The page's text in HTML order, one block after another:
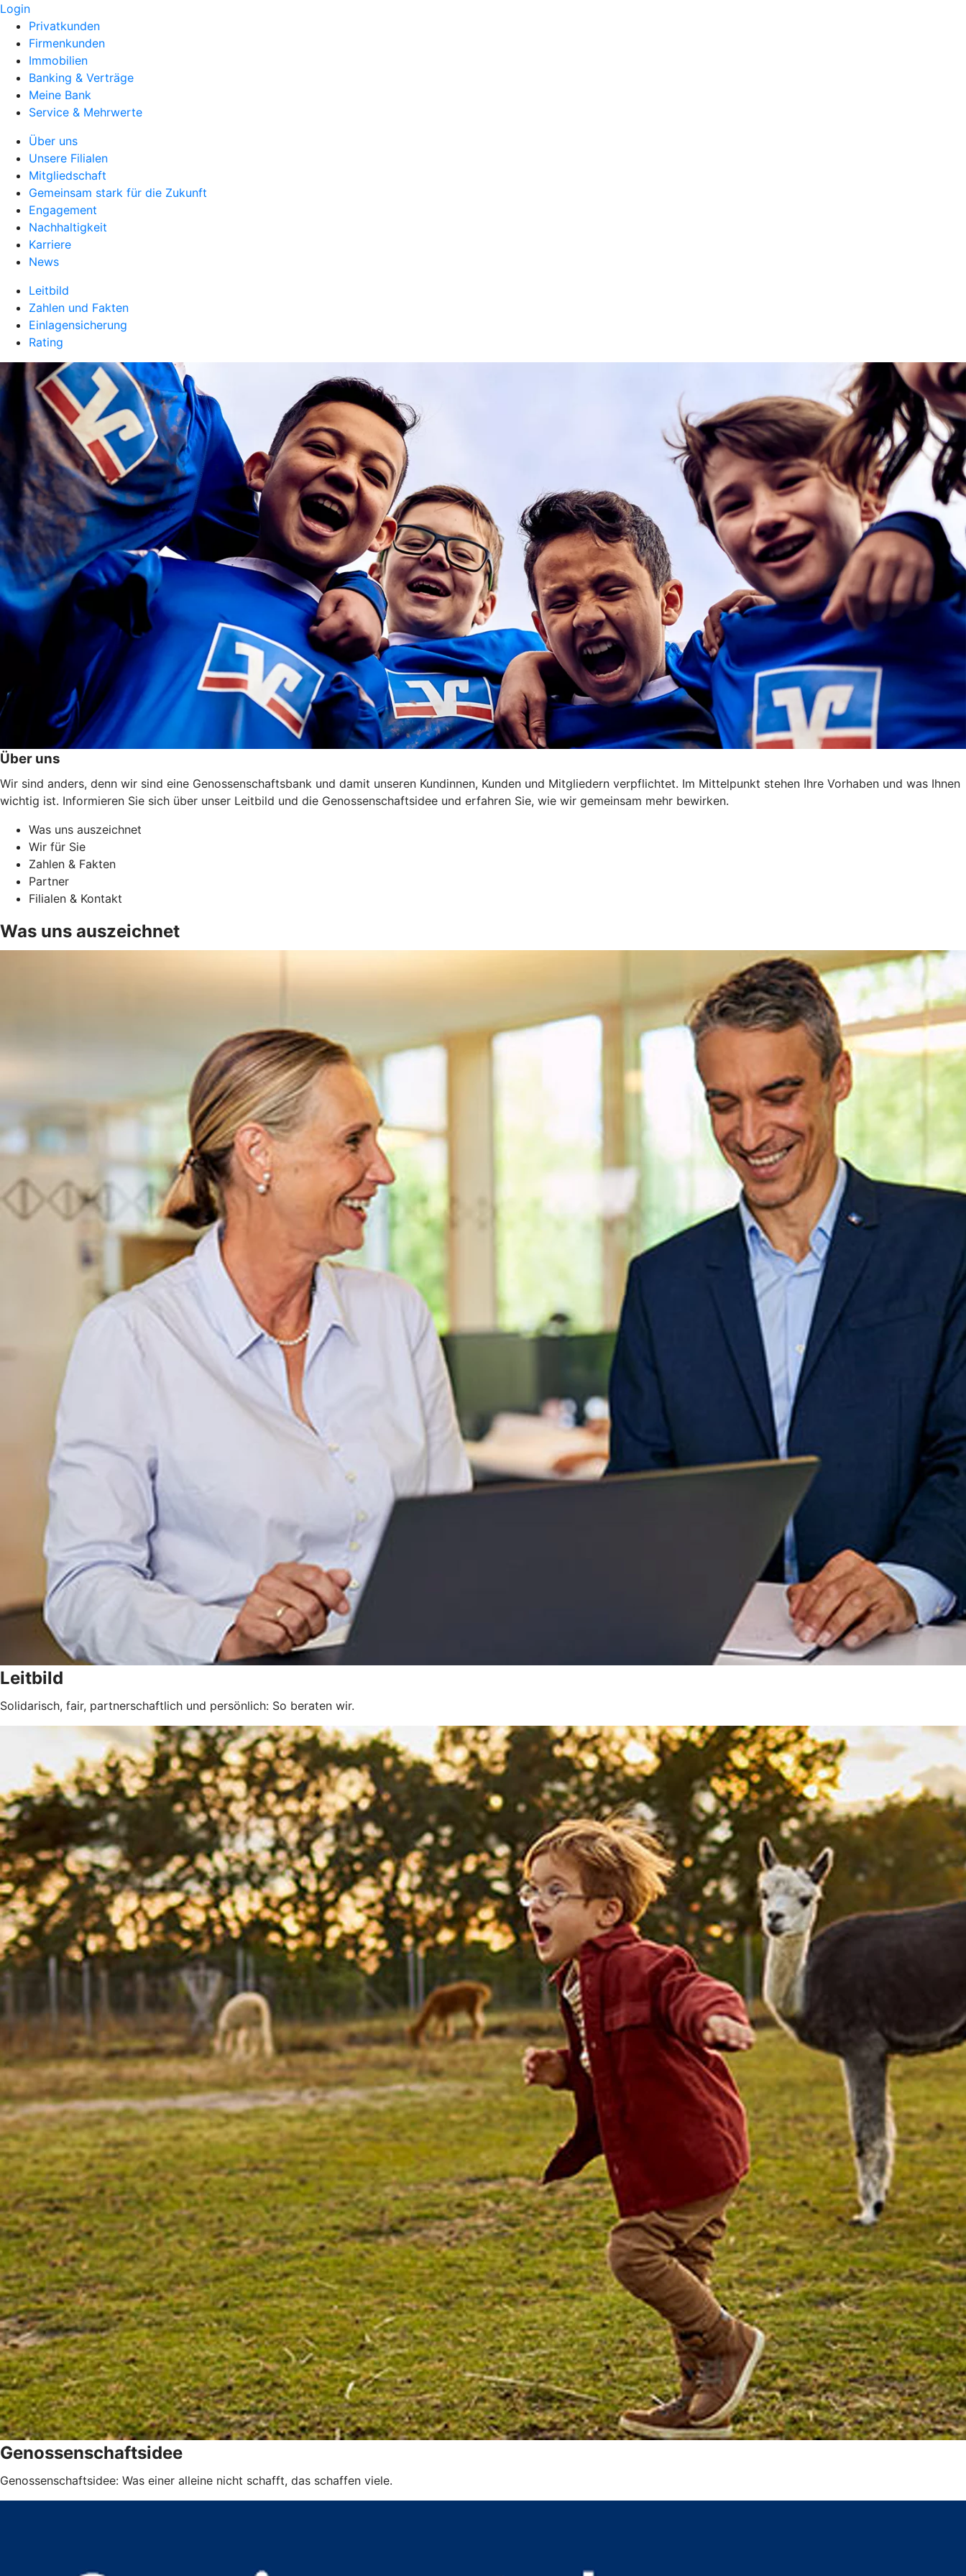
Login
Privatkunden
Firmenkunden
Immobilien
Banking & Verträge
Meine Bank
Service & Mehrwerte
Über uns
Unsere Filialen
Mitgliedschaft
Gemeinsam stark für die Zukunft
Engagement
Nachhaltigkeit
Karriere
News
Leitbild
Zahlen und Fakten
Einlagensicherung
Rating
Über uns
Wir sind anders, denn wir sind eine Genossenschaftsbank und damit unseren Kundinnen, Kunden und Mitgliedern verpflichtet. Im Mittelpunkt stehen Ihre Vorhaben und was Ihnen
wichtig ist. Informieren Sie sich über unser Leitbild und die Genossenschaftsidee und erfahren Sie, wie wir gemeinsam mehr bewirken.
Was uns auszeichnet
Wir für Sie
Zahlen & Fakten
Partner
Filialen & Kontakt
Was uns auszeichnet
Leitbild
Solidarisch, fair, partnerschaftlich und persönlich: So beraten wir.
Genossenschaftsidee
Genossenschaftsidee: Was einer alleine nicht schafft, das schaffen viele.